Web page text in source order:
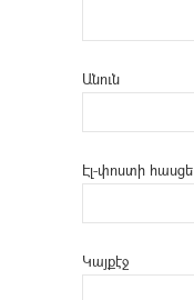
Անուն
Էլ-փոստի հասցե
Կայքէջ